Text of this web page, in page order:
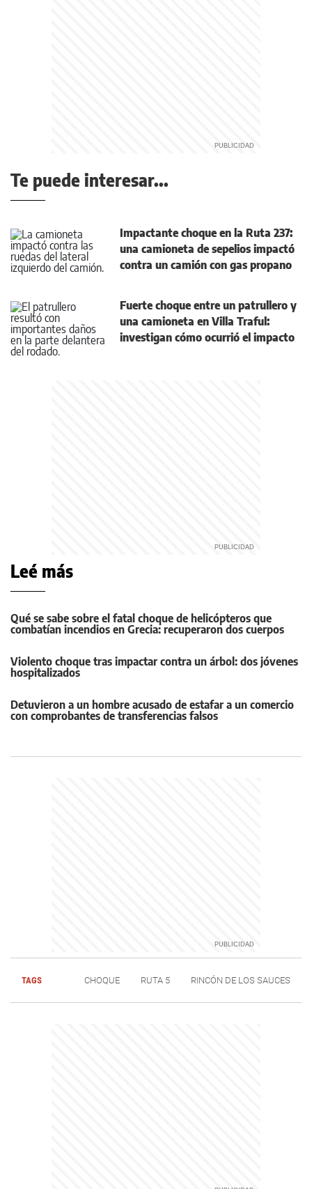
Te puede interesar...
Impactante choque en la Ruta 237:
una camioneta de sepelios impactó
contra un camión con gas propano
Fuerte choque entre un patrullero y
una camioneta en Villa Traful:
investigan cómo ocurrió el impacto
Leé más
Qué se sabe sobre el fatal choque de helicópteros que
combatían incendios en Grecia: recuperaron dos cuerpos
Violento choque tras impactar contra un árbol: dos jóvenes
hospitalizados
Detuvieron a un hombre acusado de estafar a un comercio
con comprobantes de transferencias falsos
TAGS CHOQUE RUTA 5 RINCÓN DE LOS SAUCES